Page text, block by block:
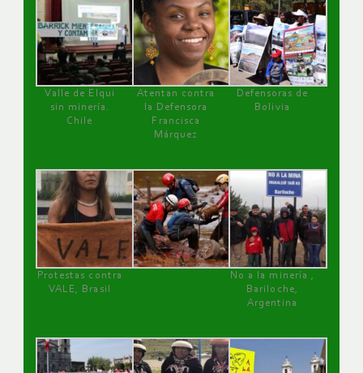
Valle de Elqui
sin minería.
Chile
Atentan contra
la Defensora
Francisca
Márquez
Defensoras de
Bolivia
Protestas contra
VALE, Brasil
No a la minería ,
Bariloche,
Argentina